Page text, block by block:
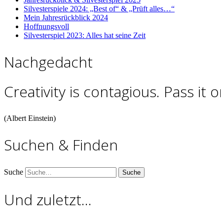
Silvesterspiele 2024: „Best of“ & „Prüft alles…“
Mein Jahresrückblick 2024
Hoffnungsvoll
Silvesterspiel 2023: Alles hat seine Zeit
Nachgedacht
Creativity is contagious. Pass it
(Albert Einstein)
Suchen & Finden
Suche
Und zuletzt…